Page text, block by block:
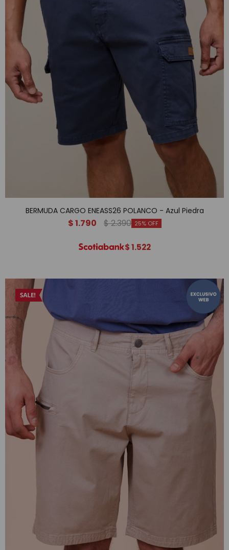
BERMUDA CARGO ENEASS26 POLANCO - Azul Piedra
$1.790 $2.390 25
$1.522